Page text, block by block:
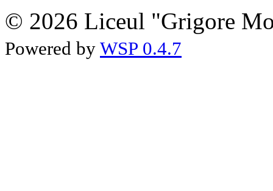
© 2026 Liceul "Grigore
Powered by WSP 0.4.7